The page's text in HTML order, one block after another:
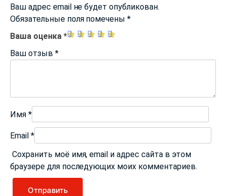
Ваш адрес email не будет опубликован.
Обязательные поля помечены*
Ваша оценка *
Ваш отзыв *
Имя *
Email *
Сохранить моё имя, email и адрес сайта в этом
браузере для последующих моих комментариев.